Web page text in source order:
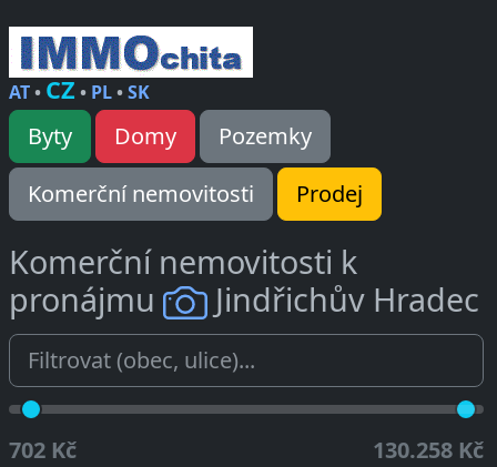
AT• CZ • PL•SK
Byty Domy
Pozemky
Komerční nemovitosti
Prodej
Komerční nemovitosti k
pronájmu
Jindřichův Hradec
702 Kč 130.258 Kč